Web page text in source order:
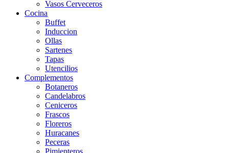
Vasos Cerveceros
Cocina
Buffet
Induccion
Ollas
Sartenes
Tapas
Utencilios
Complementos
Botaneros
Candelabros
Ceniceros
Frascos
Floreros
Huracanes
Peceras